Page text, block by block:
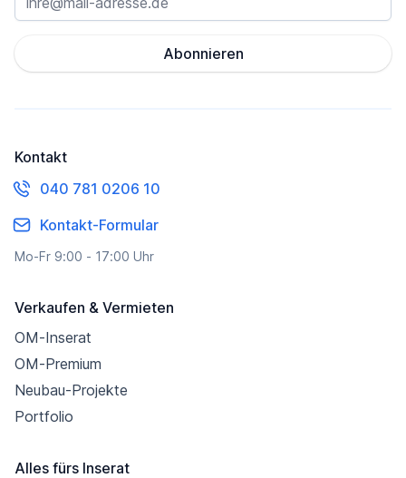
Abonnieren
Kontakt
040 781 0206 10
Kontakt-Formular
Mo-Fr 9:00 - 17:00 Uhr
Verkaufen & Vermieten
OM-Inserat
OM-Premium
Neubau-Projekte
Portfolio
Alles fürs Inserat